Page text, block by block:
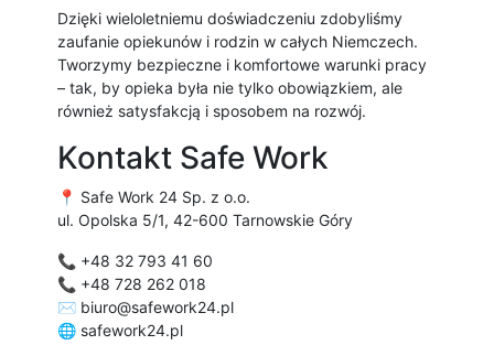
Dzięki wieloletniemu doświadczeniu zdobyliśmy
zaufanie opiekunów i rodzin w całych Niemczech.
Tworzymy bezpieczne i komfortowe warunki pracy
– tak, by opieka była nie tylko obowiązkiem, ale
również satysfakcją i sposobem na rozwój.
Kontakt Safe Work
📍 Safe Work 24 Sp. z o.o.
ul. Opolska 5/1, 42-600 Tarnowskie Góry
📞 +48 32 793 41 60
📞 +48 728 262 018
✉️ biuro@safework24.pl
🌐 safework24.pl